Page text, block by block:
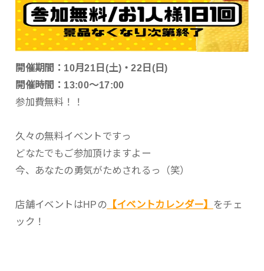
開催期間：10月21日(土)・22日(日)
開催時間：13:00～17:00
参加費無料！！
久々の無料イベントですっ
どなたでもご参加頂けますよー
今、あなたの勇気がためされるっ（笑）
店舗イベントはHPの 【イベントカレンダー】
をチェ
ック！